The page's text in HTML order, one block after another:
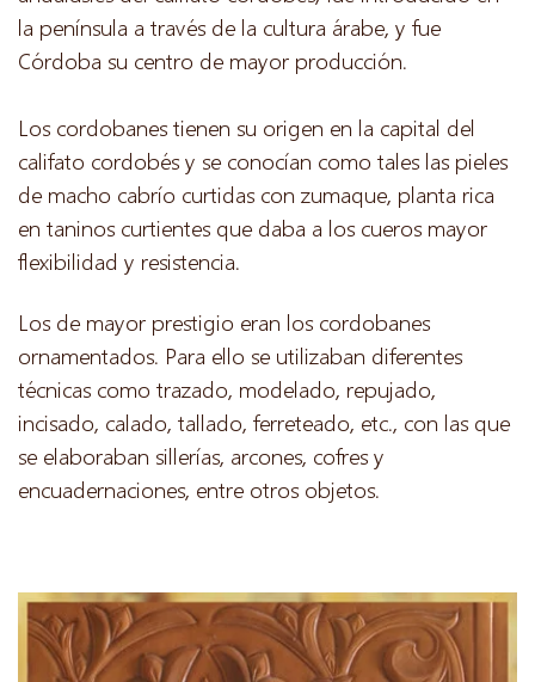
la península a través de la cultura árabe, y fue
Córdoba su centro de mayor producción.
Los cordobanes tienen su origen en la capital del
califato cordobés y se conocían como tales las pieles
de macho cabrío curtidas con zumaque, planta rica
en taninos curtientes que daba a los cueros mayor
flexibilidad y resistencia. ​​
​Los de mayor prestigio eran los cordobanes
ornamentados. Para ello se utilizaban diferentes
técnicas como trazado, modelado, repujado,
incisado, calado, tallado, ferreteado, etc., con las que
se elaboraban sillerías, arcones, cofres y
encuadernaciones, entre otros objetos.